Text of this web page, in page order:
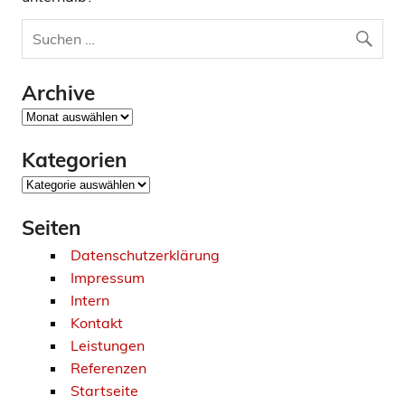
Archive
Archive
Kategorien
Kategorien
Seiten
Datenschutzerklärung
Impressum
Intern
Kontakt
Leistungen
Referenzen
Startseite